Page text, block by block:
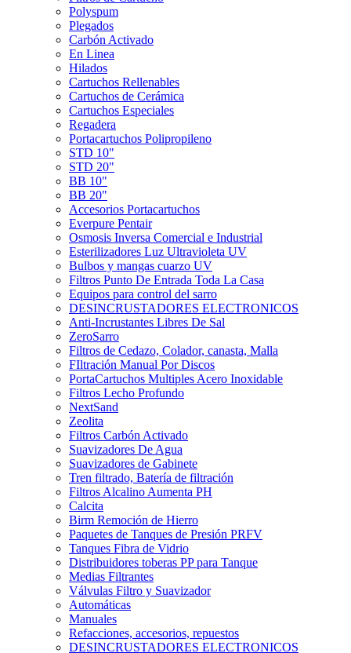
Polyspum
Plegados
Carbón Activado
En Linea
Hilados
Cartuchos Rellenables
Cartuchos de Cerámica
Cartuchos Especiales
Regadera
Portacartuchos Polipropileno
STD 10"
STD 20"
BB 10"
BB 20"
Accesorios Portacartuchos
Everpure Pentair
Osmosis Inversa Comercial e Industrial
Esterilizadores Luz Ultravioleta UV
Bulbos y mangas cuarzo UV
Filtros Punto De Entrada Toda La Casa
Equipos para control del sarro
DESINCRUSTADORES ELECTRONICOS
Anti-Incrustantes Libres De Sal
ZeroSarro
Filtros de Cedazo, Colador, canasta, Malla
FIltración Manual Por Discos
PortaCartuchos Multiples Acero Inoxidable
Filtros Lecho Profundo
NextSand
Zeolita
Filtros Carbón Activado
Suavizadores De Agua
Suavizadores de Gabinete
Tren filtrado, Batería de filtración
Filtros Alcalino Aumenta PH
Calcita
Birm Remoción de Hierro
Paquetes de Tanques de Presión PRFV
Tanques Fibra de Vidrio
Distribuidores toberas PP para Tanque
Medias Filtrantes
Válvulas Filtro y Suavizador
Automáticas
Manuales
Refacciones, accesorios, repuestos
DESINCRUSTADORES ELECTRONICOS